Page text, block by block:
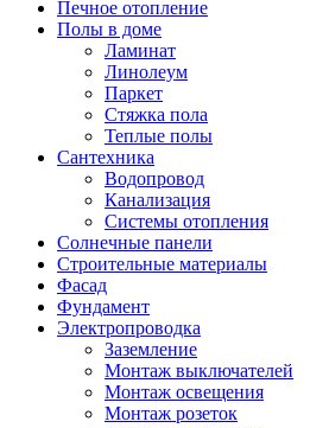
Печное отопление
Полы в доме
Ламинат
Линолеум
Паркет
Стяжка пола
Теплые полы
Сантехника
Водопровод
Канализация
Системы отопления
Солнечные панели
Строительные материалы
Фасад
Фундамент
Электропроводка
Заземление
Монтаж выключателей
Монтаж освещения
Монтаж розеток